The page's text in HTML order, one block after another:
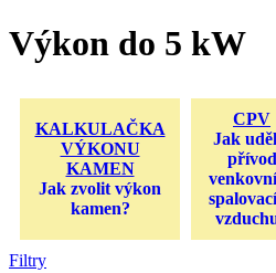
Výkon do 5 kW
KALKULAČKA
VÝKONU
KAMEN
Jak zvolit výkon
kamen?
CPV
Jak
přívod
Filtry